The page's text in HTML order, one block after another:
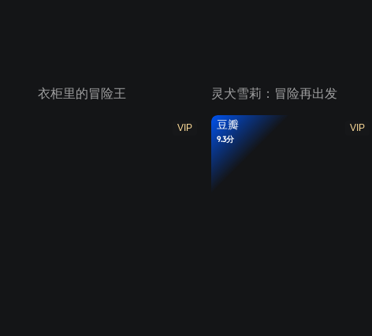
衣柜里的冒险王 灵犬雪莉：冒险再出发
VIP VIP
豆瓣
9.3分